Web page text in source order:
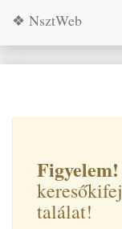
❖ NsztWeb
Figyelem!
találat!